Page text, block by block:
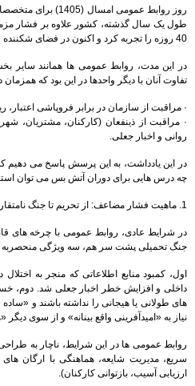
این حوزه در ایران، با هیچ سال دیگری قابل مقایسه نیست.
طول یک سال گذشته، کشور علاوه بر فشار مزمن تحریم های اقتصادی ناجوانمردانه،
فشار کاری بی سابقه ای را تحمل کردند.
را بر عهده داشتند:
و شایعات مرگبار.
های آسیب دیده) در برابر ترس، ابهام،
های موفق در این یک سال چگونه عمل کردند
روبروست. اما ترکیب تحریم های فرسایشی با
پلتفرم های بین المللی، وابستگی به شبکه
که باعث شد ذینفعان دیگر توان پردازش
ضرورت یافت. سوم، دوگانگی پیام که از یک
وحشت» برای حفظ آمادگی را ایجاد کرد.
شدند: یک سناریو برای ساعات جنگ
برای روزهای آتش بس (بازسازی